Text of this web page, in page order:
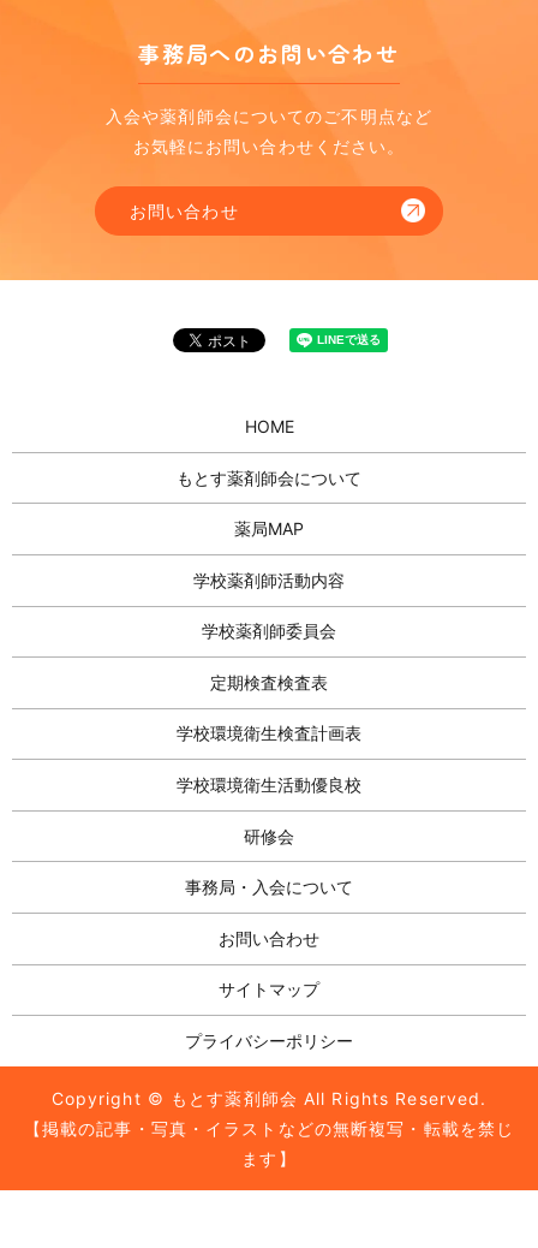
事務局へのお問い合わせ
入会や薬剤師会についてのご不明点など
お気軽にお問い合わせください。
お問い合わせ
HOME
もとす薬剤師会について
薬局MAP
学校薬剤師活動内容
学校薬剤師委員会
定期検査検査表
学校環境衛生検査計画表
学校環境衛生活動優良校
研修会
事務局・入会について
お問い合わせ
サイトマップ
プライバシーポリシー
Copyright © もとす薬剤師会 All Rights Reserved.
【掲載の記事・写真・イラストなどの無断複写・転載を禁じ
ます】